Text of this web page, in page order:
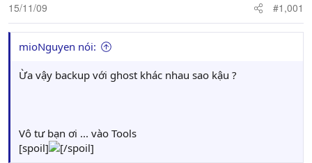
e
r
15/11/09 #1,001
mioNguyen nói:
Ừa vậy backup với ghost khác nhau sao kậu ?
Vô tư bạn ơi ... vào Tools
[spoil]
[/spoil]